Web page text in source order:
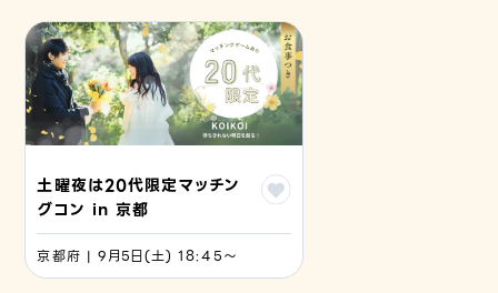
土曜夜は20代限定マッチン
グコン in 京都
京都府 | 9月5日(土) 18:45〜